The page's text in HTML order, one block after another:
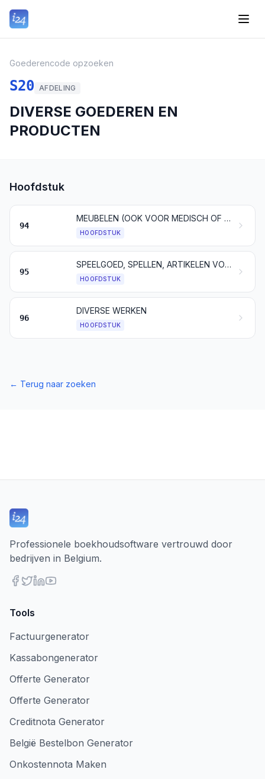
Goederencode opzoeken
S20 AFDELING
DIVERSE GOEDEREN EN
PRODUCTEN
Hoofdstuk
94
MEUBELEN (OOK VOOR MEDISCH OF VOOR CHIRURGISCH GEBRUIK); ARTIKELEN VOOR BEDDEN EN DERGELIJKE ARTIKELEN; LICHTARMATUREN EN VERLICHTINGSTOESTELLEN, ELDERS GENOEMD NOCH ELDERS ONDER BEGREPEN; LICHTRECLAMES, VERLICHTE AANWIJZINGSBORDEN EN DERGELIJKE ARTIKELEN; GEPREFABRICEERDE BOUWWERKEN
HOOFDSTUK
95
SPEELGOED, SPELLEN, ARTIKELEN VOOR ONTSPANNING EN SPORTARTIKELEN; DELEN EN TOEBEHOREN DAARVAN
HOOFDSTUK
96
DIVERSE WERKEN
HOOFDSTUK
← Terug naar zoeken
Professionele boekhoudsoftware vertrouwd door
bedrijven in Belgium.
Tools
Factuurgenerator
Kassabongenerator
Offerte Generator
Offerte Generator
Creditnota Generator
België Bestelbon Generator
Onkostennota Maken